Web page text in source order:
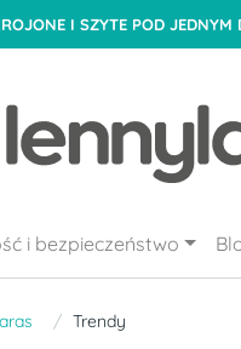
I SZYTE POD JEDNYM
i bezpieczeństwo
Trendy